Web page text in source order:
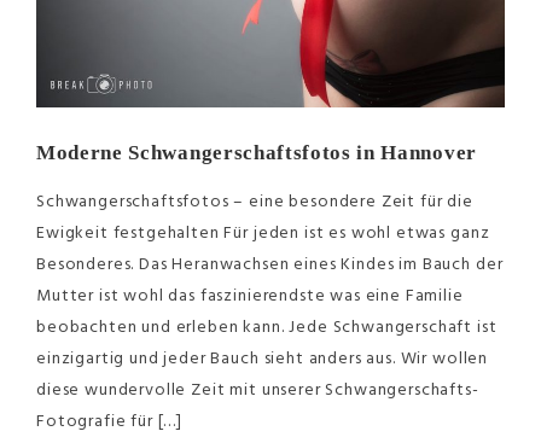
Moderne Schwangerschaftsfotos in Hannover
Schwangerschaftsfotos – eine besondere Zeit für die
Ewigkeit festgehalten Für jeden ist es wohl etwas ganz
Besonderes. Das Heranwachsen eines Kindes im Bauch der
Mutter ist wohl das faszinierendste was eine Familie
beobachten und erleben kann. Jede Schwangerschaft ist
einzigartig und jeder Bauch sieht anders aus. Wir wollen
diese wundervolle Zeit mit unserer Schwangerschafts-
Fotografie für […]